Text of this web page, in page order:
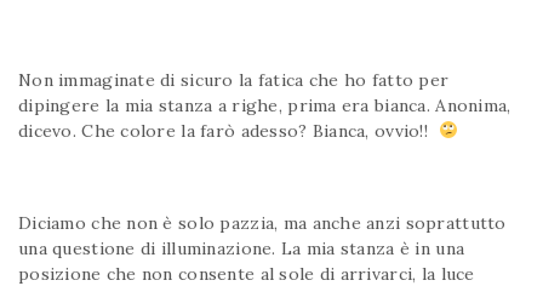
Non immaginate di sicuro la fatica che ho fatto per
dipingere la mia stanza a righe, prima era bianca. Anonima,
dicevo. Che colore la farò adesso? Bianca, ovvio!!
Diciamo che non è solo pazzia, ma anche anzi soprattutto
una questione di illuminazione. La mia stanza è in una
posizione che non consente al sole di arrivarci, la luce